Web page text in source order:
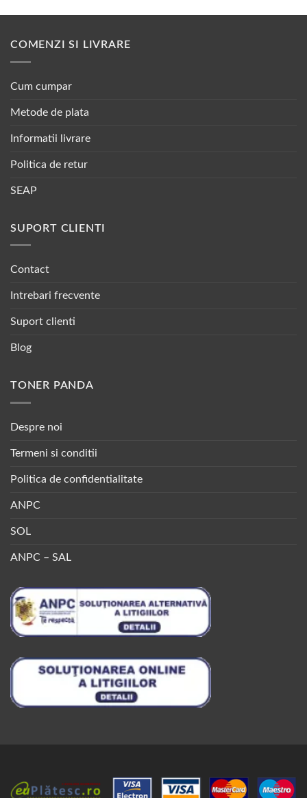
COMENZI SI LIVRARE
Cum cumpar
Metode de plata
Informatii livrare
Politica de retur
SEAP
SUPORT CLIENTI
Contact
Intrebari frecvente
Suport clienti
Blog
TONER PANDA
Despre noi
Termeni si conditii
Politica de confidentialitate
ANPC
SOL
ANPC – SAL